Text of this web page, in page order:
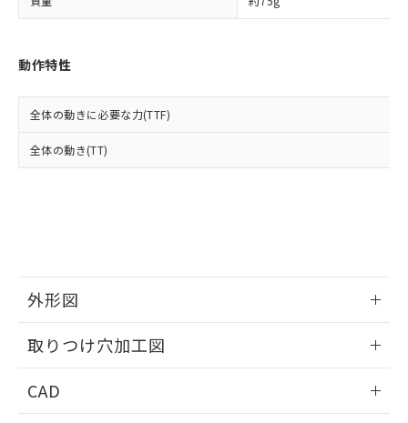
動作特性
全体の動きに必要な力(TTF)
全体の動き(TT)
外形図
取りつけ穴加工図
CAD
メンバーズにご登録されている必要が
および当社の共同利用者が、当社の製
品・サービスに関するお客様との取
をご了承ください。
※当社の共同利用者とは、"個人情報
下記の非含有証明書をダウンロードするこ
とができます。
EU RoHS指令（10物質）の非含有証明書
物質の対応では、対応完了までの期間は出
荷製品に未対応品が混在することから備考
既に当社にて対応品への在庫切替を完了
していることから、特段のことがない限
り、2022年1月12日より割愛しておりま
及ぼさない年数を意味します。
り引きをいたしません。